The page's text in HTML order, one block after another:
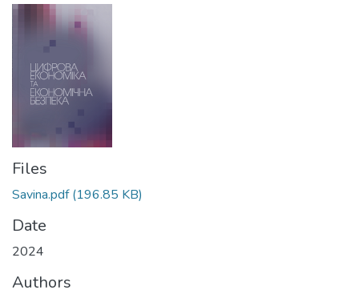
Files
Savina.pdf(196.85 KB)
Date
2024
Authors